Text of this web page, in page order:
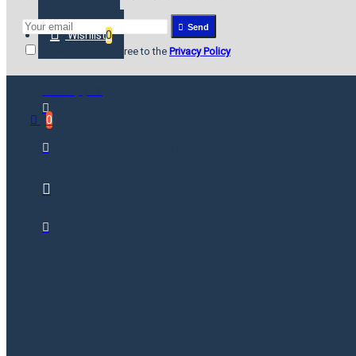
Wishlist0
0
Send
I have read and agree to the Privacy Policy